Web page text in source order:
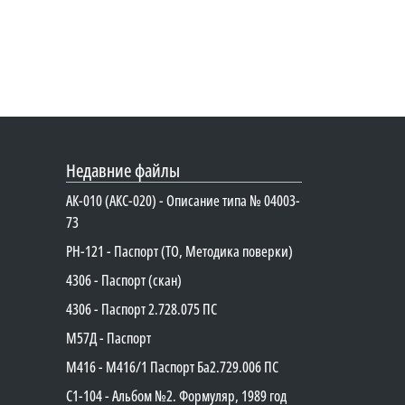
Недавние файлы
АК-010 (АКС-020) - Описание типа № 04003-
73
PH-121 - Паспорт (ТО, Методика поверки)
4306 - Паспорт (скан)
4306 - Паспорт 2.728.075 ПС
М57Д - Паспорт
М416 - М416/1 Паспорт Ба2.729.006 ПС
C1-104 - Альбом №2. Формуляр, 1989 год